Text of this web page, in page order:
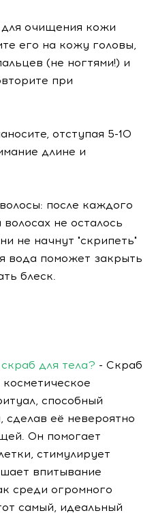
очищения кожи
его на кожу головы,
(не ногтями!) и
при
отступая 5-10
длине и
после каждого
не осталось
не начнут "скрипеть"
вода поможет закрыть
блеск.
для тела? - Скраб
косметическое
способный
её невероятно
Он помогает
стимулирует
впитывание
среди огромного
самый, идеальный